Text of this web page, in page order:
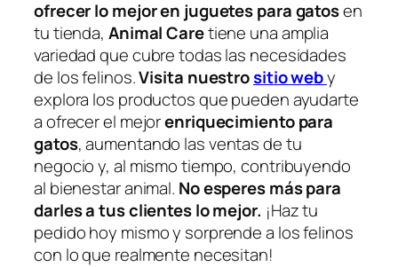
ofrecer lo mejor en juguetes para gatosen
tu tienda, Animal Caretiene una amplia
variedad que cubre todas las necesidades
de los felinos.Visita nuestrositio weby
explora los productos que pueden ayudarte
a ofrecer el mejorenriquecimiento para
gatos, aumentando las ventas de tu
negocio y, al mismo tiempo, contribuyendo
al bienestar animal. No esperes más para
darles a tus clientes lo mejor. ¡Haz tu
pedido hoy mismo y sorprende a los felinos
con lo que realmente necesitan!